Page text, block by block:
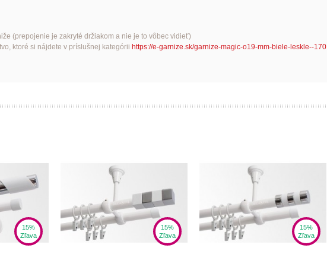
(prepojenie je zakryté držiakom a nie je to vôbec vidieť)
ktoré si nájdete v príslušnej kategórii https://e-garnize.sk/garnize-magic-o19-mm-biele-leskle--170
15%
Zľava
15%
Zľava
15%
Zľava